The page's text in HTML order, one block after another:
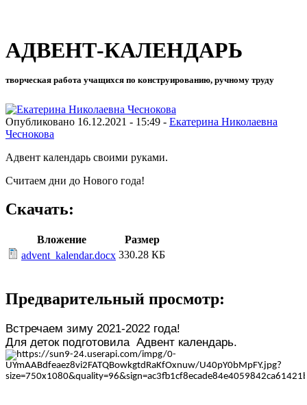
АДВЕНТ-КАЛЕНДАРЬ
творческая работа учащихся по конструированию, ручному труду
Опубликовано 16.12.2021 - 15:49 - Екатерина Николаевна
Чеснокова
Адвент календарь своими руками.
Считаем дни до Нового года!
Скачать:
Вложение
Размер
advent_kalendar.docx 330.28 КБ
Предварительный просмотр:
Встречаем зиму 2021-2022 года!
Для деток подготовила Адвент календарь.